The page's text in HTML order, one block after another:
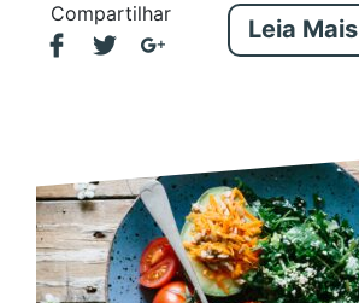
Compartilhar
Leia Mais